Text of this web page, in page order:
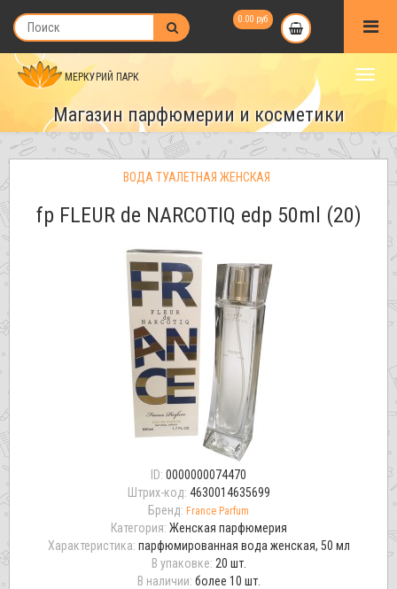
0.00 руб
МЕРКУРИЙ ПАРК
Магазин парфюмерии и косметики
ВОДА ТУАЛЕТНАЯ ЖЕНСКАЯ
fp FLEUR de NARCOTIQ edp 50ml (20)
ID: 0000000074470
Штрих-код: 4630014635699
Бренд: France Parfum
Категория: Женская парфюмерия
Характеристика: парфюмированная вода женская, 50 мл
В упаковке: 20 шт.
В наличии: более 10 шт.